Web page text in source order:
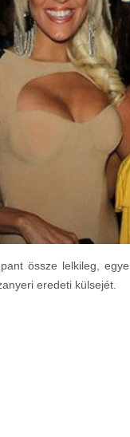
össze lelkileg,
eredeti külsejét.